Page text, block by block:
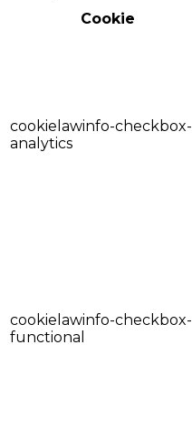
Cookie
cookielawinfo-checkbox-
analytics
cookielawinfo-checkbox-
functional